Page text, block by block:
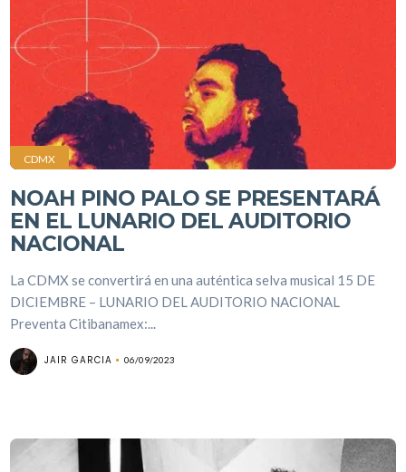
CDMX
NOAH PINO PALO SE PRESENTARÁ
EN EL LUNARIO DEL AUDITORIO
NACIONAL
La CDMX se convertirá en una auténtica selva musical 15 DE
DICIEMBRE – LUNARIO DEL AUDITORIO NACIONAL
Preventa Citibanamex:...
JAIR GARCIA 06/09/2023